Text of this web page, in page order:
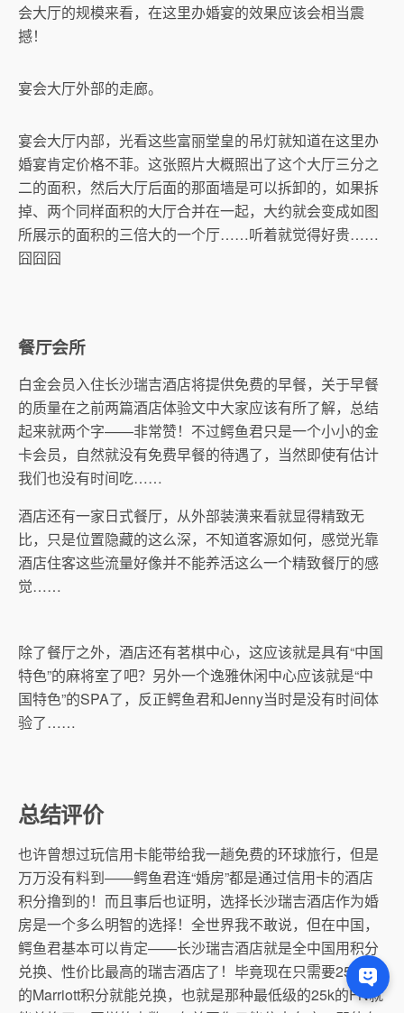
会大厅的规模来看，在这里办婚宴的效果应该会相当震
撼！
宴会大厅外部的走廊。
宴会大厅内部，光看这些富丽堂皇的吊灯就知道在这里办
婚宴肯定价格不菲。这张照片大概照出了这个大厅三分之
二的面积，然后大厅后面的那面墙是可以拆卸的，如果拆
掉、两个同样面积的大厅合并在一起，大约就会变成如图
所展示的面积的三倍大的一个厅……听着就觉得好贵……
囧囧囧
餐厅会所
白金会员入住长沙瑞吉酒店将提供免费的早餐，关于早餐
的质量在之前两篇酒店体验文中大家应该有所了解，总结
起来就两个字——非常赞！不过鳄鱼君只是一个小小的金
卡会员，自然就没有免费早餐的待遇了，当然即使有估计
我们也没有时间吃……
酒店还有一家日式餐厅，从外部装潢来看就显得精致无
比，只是位置隐藏的这么深，不知道客源如何，感觉光靠
酒店住客这些流量好像并不能养活这么一个精致餐厅的感
觉……
除了餐厅之外，酒店还有茗棋中心，这应该就是具有“中国
特色”的麻将室了吧？另外一个逸雅休闲中心应该就是“中
国特色”的SPA了，反正鳄鱼君和Jenny当时是没有时间体
验了……
总结评价
也许曾想过玩信用卡能带给我一趟免费的环球旅行，但是
万万没有料到——鳄鱼君连“婚房”都是通过信用卡的酒店
积分撸到的！而且事后也证明，选择长沙瑞吉酒店作为婚
房是一个多么明智的选择！全世界我不敢说，但在中国，
鳄鱼君基本可以肯定——长沙瑞吉酒店就是全中国用积分
兑换、性价比最高的瑞吉酒店了！毕竟现在只需要25,000
的Marriott积分就能兑换，也就是那种最低级的25k的FN就